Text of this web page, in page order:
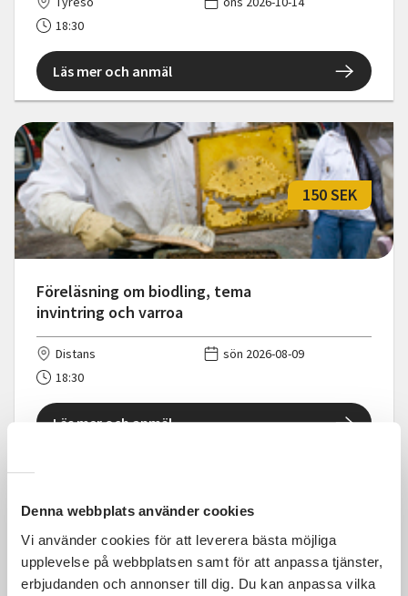
Denna webbplats använder cookies
Vi använder cookies för att leverera bästa möjliga
upplevelse på webbplatsen samt för att anpassa tjänster,
erbjudanden och annonser till dig. Du kan anpassa vilka
18:30
Läs mer och anmäl
Föreläsning om biodling, tema
invintring och varroa
150 SEK
Distans
sön 2026-08-09
18:30
Läs mer och anmäl
1 000 SEK